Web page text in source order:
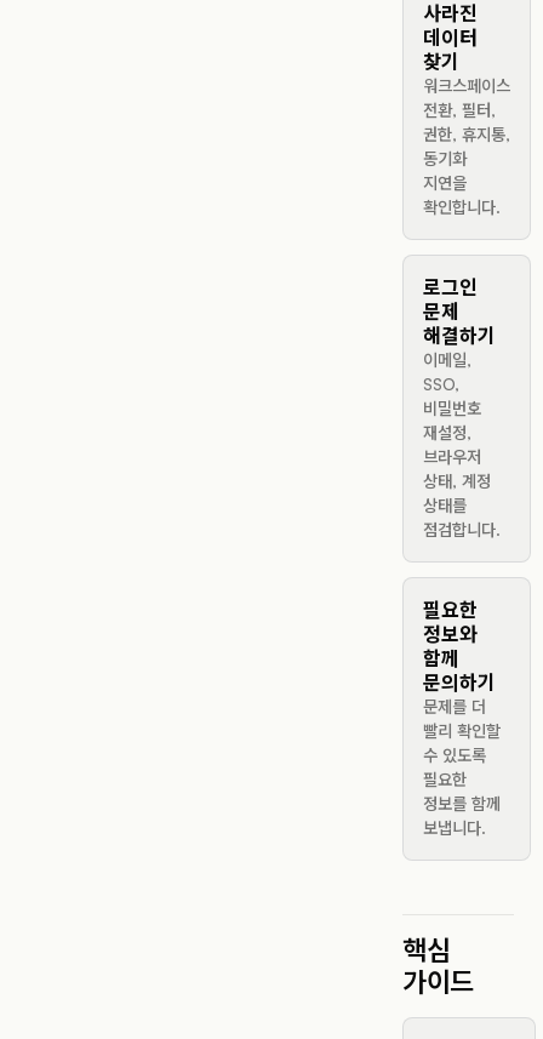
사라진
데이터
찾기
워크스페이스
전환, 필터,
권한, 휴지통,
동기화
지연을
확인합니다.
로그인
문제
해결하기
이메일,
SSO,
비밀번호
재설정,
브라우저
상태, 계정
상태를
점검합니다.
필요한
정보와
함께
문의하기
문제를 더
빨리 확인할
수 있도록
필요한
정보를 함께
보냅니다.
핵심
가이드